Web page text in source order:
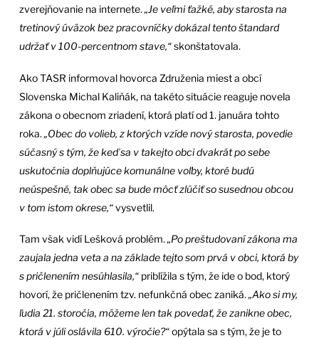
zverejňovanie na internete. „Je veľmi ťažké, aby starosta na
tretinový úväzok bez pracovníčky dokázal tento štandard
udržať v 100-percentnom stave,“skonštatovala.
Ako TASR informoval hovorca Združenia miest a obcí
Slovenska Michal Kaliňák, na takéto situácie reaguje novela
zákona o obecnom zriadení, ktorá platí od 1. januára tohto
roka. „Obec do volieb, z ktorých vzíde nový starosta, povedie
súčasný s tým, že keď sa v takejto obci dvakrát po sebe
uskutočnia doplňujúce komunálne voľby, ktoré budú
neúspešné, tak obec sa bude môcť zlúčiť so susednou obcou
v tom istom okrese,“vysvetlil.
Tam však vidí Lešková problém. „Po preštudovaní zákona ma
zaujala jedna veta a na základe tejto som prvá v obci, ktorá by
s pričlenením nesúhlasila,“priblížila s tým, že ide o bod, ktorý
hovorí, že pričlenením tzv. nefunkčná obec zaniká. „Ako si my,
ľudia 21. storočia, môžeme len tak povedať, že zanikne obec,
ktorá v júli oslávila 610. výročie?“opýtala sa s tým, že je to